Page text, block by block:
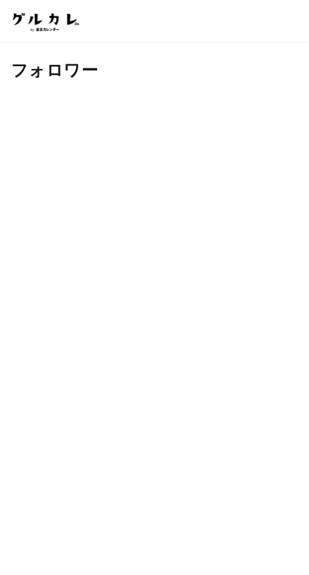
フォロワー